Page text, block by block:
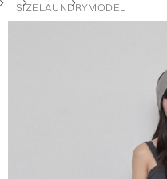
SIZELAUNDRYMODEL